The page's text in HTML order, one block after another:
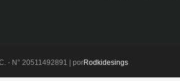
- N° 20511492891 | porRodkidesings